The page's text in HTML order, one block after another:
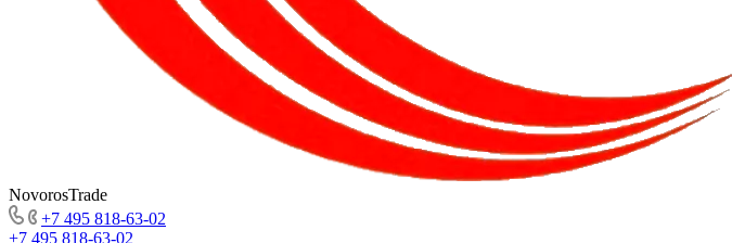
NovorosTrade
+7 495 818-63-02
+7 495 818-63-02